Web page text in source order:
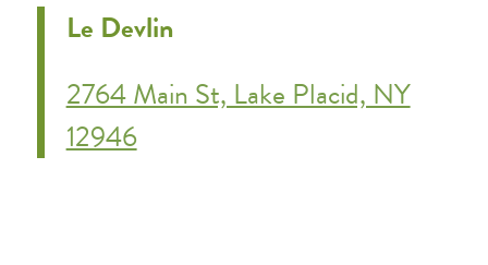
Le Devlin
2764 Main St, Lake Placid, NY
12946